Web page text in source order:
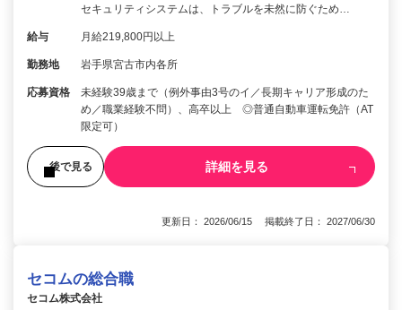
セキュリティシステムは、トラブルを未然に防ぐため…
給与 月給219,800円以上
勤務地 岩手県宮古市内各所
応募資格
未経験39歳まで（例外事由3号のイ／長期キャリア形成のた
め／職業経験不問）、高卒以上 ◎普通自動車運転免許（AT
限定可）
後で見る 詳細を見る
更新日： 2026/06/15 掲載終了日： 2027/06/30
セコムの総合職
セコム株式会社